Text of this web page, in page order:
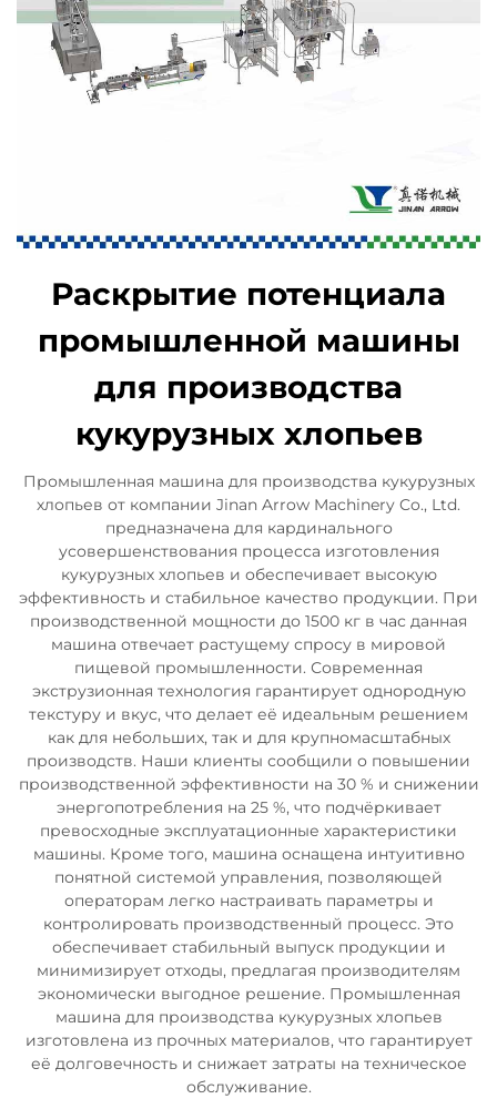
Раскрытие потенциала
промышленной машины
для производства
кукурузных хлопьев
Промышленная машина для производства кукурузных
хлопьев от компании Jinan Arrow Machinery Co., Ltd.
предназначена для кардинального
усовершенствования процесса изготовления
кукурузных хлопьев и обеспечивает высокую
эффективность и стабильное качество продукции. При
производственной мощности до 1500 кг в час данная
машина отвечает растущему спросу в мировой
пищевой промышленности. Современная
экструзионная технология гарантирует однородную
текстуру и вкус, что делает её идеальным решением
как для небольших, так и для крупномасштабных
производств. Наши клиенты сообщили о повышении
производственной эффективности на 30 % и снижении
энергопотребления на 25 %, что подчёркивает
превосходные эксплуатационные характеристики
машины. Кроме того, машина оснащена интуитивно
понятной системой управления, позволяющей
операторам легко настраивать параметры и
контролировать производственный процесс. Это
обеспечивает стабильный выпуск продукции и
минимизирует отходы, предлагая производителям
экономически выгодное решение. Промышленная
машина для производства кукурузных хлопьев
изготовлена из прочных материалов, что гарантирует
её долговечность и снижает затраты на техническое
обслуживание.